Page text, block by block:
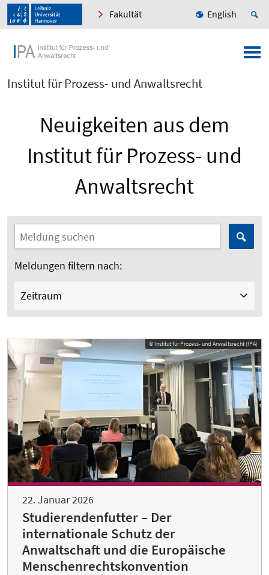
Fakultät English
Institut für Prozess- und Anwaltsrecht
Neuigkeiten aus dem
Institut für Prozess- und
Anwaltsrecht
Meldungen filtern nach:
Zeitraum
© Institut für Prozess- und Anwaltsrecht (IPA)
22. Januar 2026
Studierendenfutter – Der
internationale Schutz der
Anwaltschaft und die Europäische
Menschenrechtskonvention